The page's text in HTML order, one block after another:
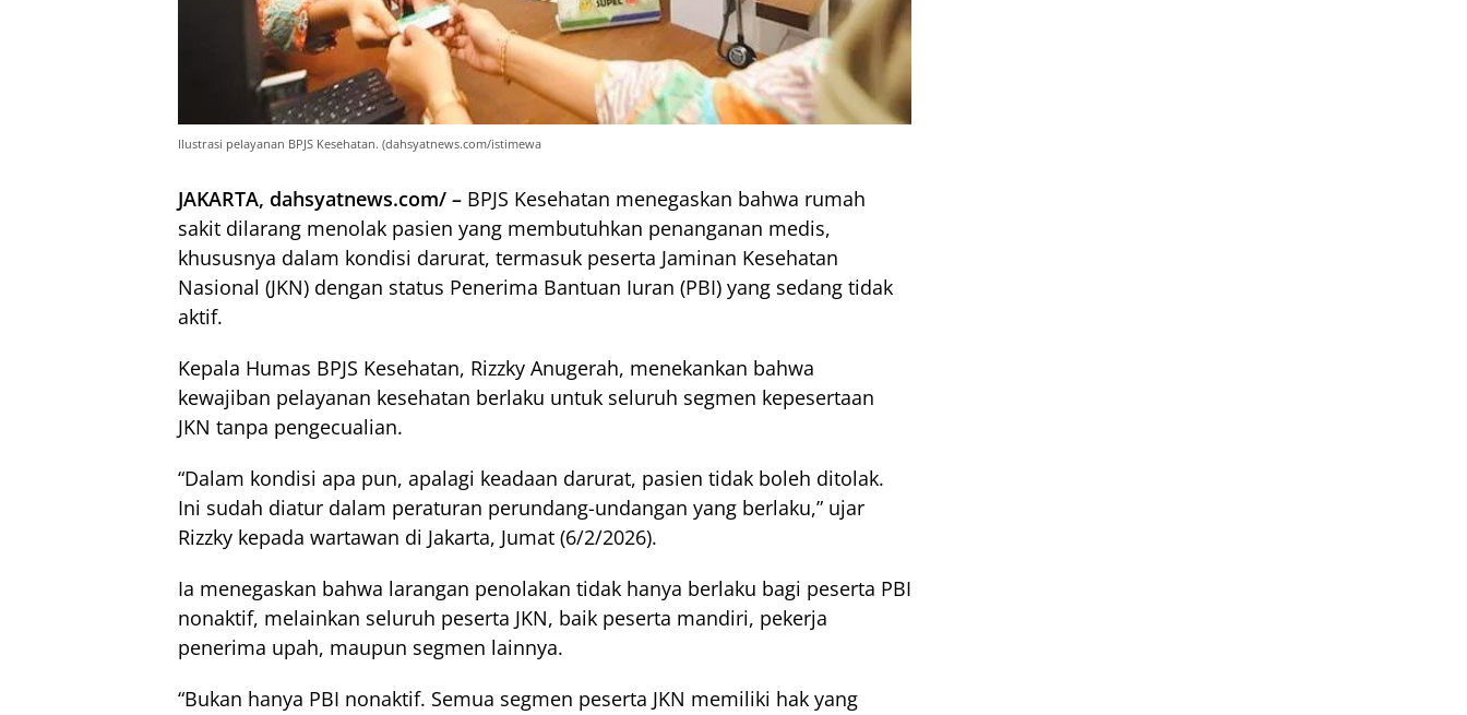
Ilustrasi pelayanan BPJS Kesehatan. (dahsyatnews.com/istimewa
JAKARTA, dahsyatnews.com/ – BPJS Kesehatan menegaskan bahwa rumah
sakit dilarang menolak pasien yang membutuhkan penanganan medis,
khususnya dalam kondisi darurat, termasuk peserta Jaminan Kesehatan
Nasional (JKN) dengan status Penerima Bantuan Iuran (PBI) yang sedang tidak
aktif.
Kepala Humas BPJS Kesehatan, Rizzky Anugerah, menekankan bahwa
kewajiban pelayanan kesehatan berlaku untuk seluruh segmen kepesertaan
JKN tanpa pengecualian.
“Dalam kondisi apa pun, apalagi keadaan darurat, pasien tidak boleh ditolak.
Ini sudah diatur dalam peraturan perundang-undangan yang berlaku,” ujar
Rizzky kepada wartawan di Jakarta, Jumat (6/2/2026).
Ia menegaskan bahwa larangan penolakan tidak hanya berlaku bagi peserta PBI
nonaktif, melainkan seluruh peserta JKN, baik peserta mandiri, pekerja
penerima upah, maupun segmen lainnya.
“Bukan hanya PBI nonaktif. Semua segmen peserta JKN memiliki hak yang